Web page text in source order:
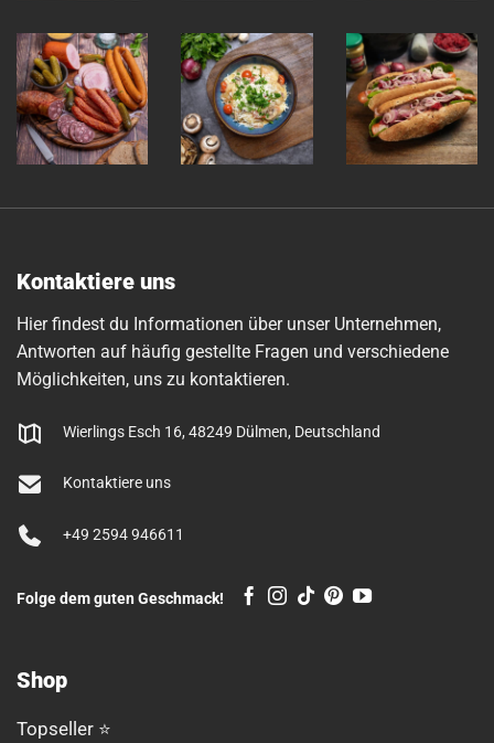
Kontaktiere uns
Hier findest du Informationen über unser Unternehmen,
Antworten auf häufig gestellte Fragen und verschiedene
Möglichkeiten, uns zu kontaktieren.
Wierlings Esch 16, 48249 Dülmen, Deutschland
Kontaktiere uns
+49 2594 946611
Folge dem guten Geschmack!
Shop
Topseller ⭐